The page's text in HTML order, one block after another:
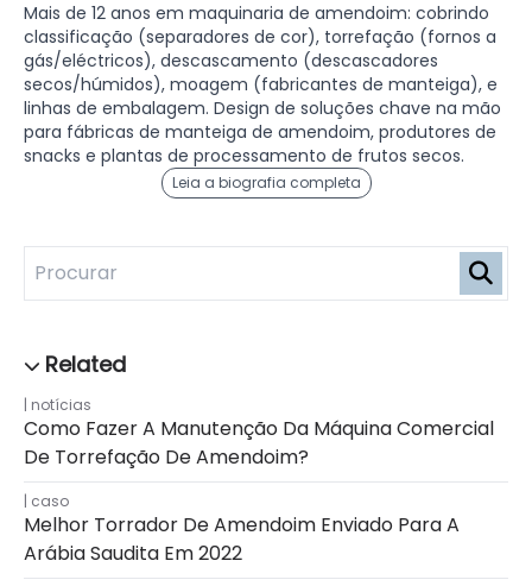
Mais de 12 anos em maquinaria de amendoim: cobrindo
classificação (separadores de cor), torrefação (fornos a
gás/eléctricos), descascamento (descascadores
secos/húmidos), moagem (fabricantes de manteiga), e
linhas de embalagem. Design de soluções chave na mão
para fábricas de manteiga de amendoim, produtores de
snacks e plantas de processamento de frutos secos.
Leia a biografia completa
notícias
Como Fazer A Manutenção Da Máquina Comercial
De Torrefação De Amendoim?
caso
Melhor Torrador De Amendoim Enviado Para A
Arábia Saudita Em 2022